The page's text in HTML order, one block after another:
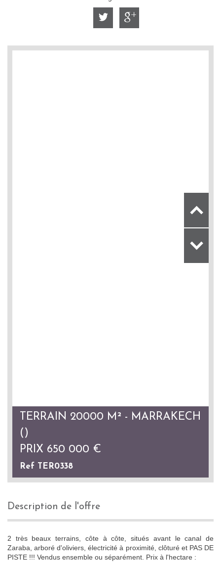
TERRAIN 20000 M² - MARRAKECH
()
PRIX 650 000 €
Ref TER0338
description de l'offre
2 très beaux terrains, côte à côte, situés avant le canal de
Zaraba, arboré d'oliviers, électricité à proximité, clôturé et PAS DE
PISTE !!! Vendus ensemble ou séparément. Prix à l'hectare :